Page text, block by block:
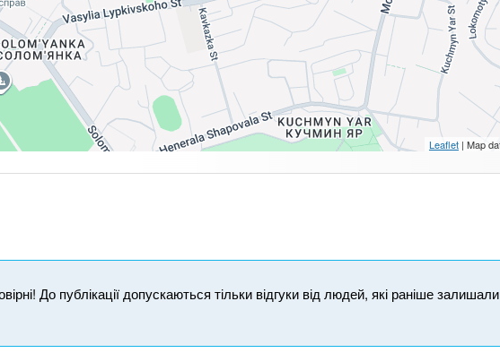
Leaflet | Map
До публікації допускаються тільки відгуки від людей, які раніше